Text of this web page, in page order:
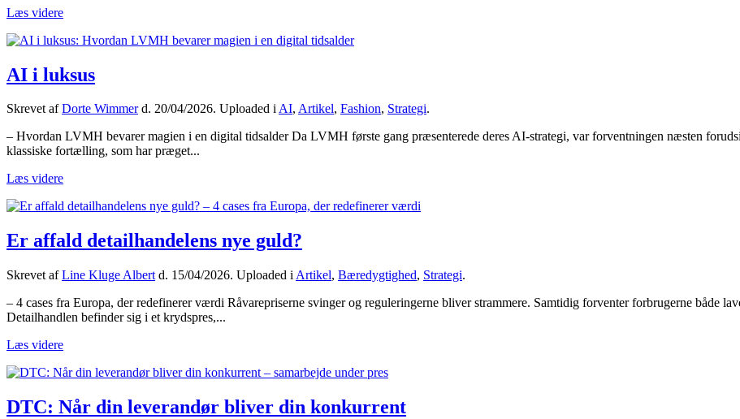
Læs videre
AI i luksus
Skrevet afDorte Wimmerd. 20/04/2026. Uploaded iAI, Artikel, Fashion, Strategi.
– Hvordan LVMH bevarer magien i en digital tidsalder Da LVMH første gang præsenterede deres AI-strategi, var forventningen næsten
klassiske fortælling, som har præget...
Læs videre
Er affald detailhandelens nye guld?
Skrevet afLine Kluge Albert d. 15/04/2026. Uploaded i Artikel, Bæredygtighed, Strategi.
– 4 cases fra Europa, der redefinerer værdi Råvarepriserne svinger og reguleringerne bliver strammere. Samtidig forventer forbrugerne både
Detailhandlen befinder sig i et krydspres,...
Læs videre
DTC: Når din leverandør bliver din konkurrent